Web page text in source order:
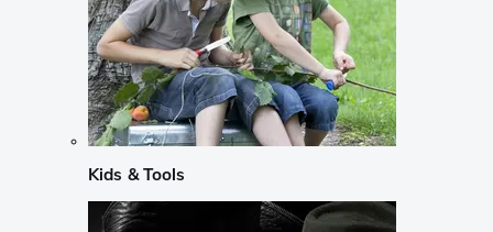
Kids & Tools